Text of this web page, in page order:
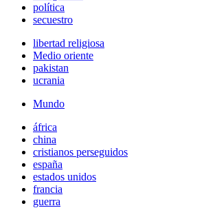
política
secuestro
libertad religiosa
Medio oriente
pakistan
ucrania
Mundo
áfrica
china
cristianos perseguidos
españa
estados unidos
francia
guerra